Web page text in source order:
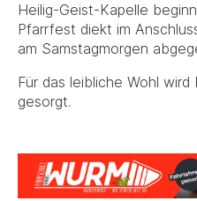
Heilig-Geist-Kapelle
Pfarrfest diekt im
am Samstagmorgen
Für das leibliche Wohl
gesorgt.